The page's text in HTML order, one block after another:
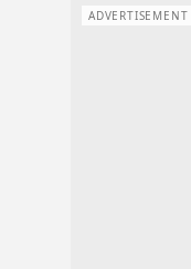
ADVERTISEMENT